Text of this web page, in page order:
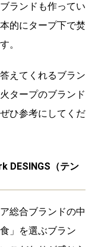
ランドも作ってい
的にタープ下で焚
。
えてくれるブラン
タープのブランド
ひ参考にしてくだ
DESINGS（テン
総合ブランドの中
」を選ぶブラン